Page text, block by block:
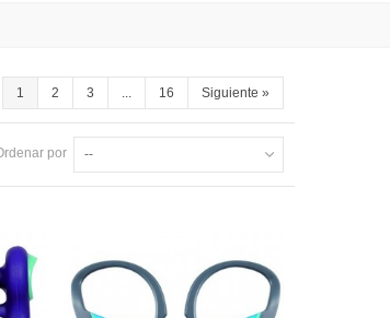
1 2 3 ... 16 Siguiente »
por --